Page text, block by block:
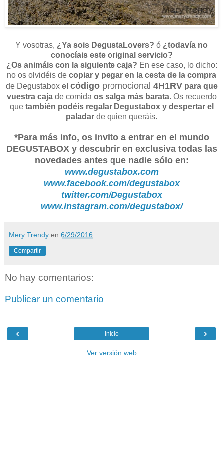
Y vosotras, ¿Ya sois DegustaLovers? ó ¿todavía no
conocíais este original servicio?
¿Os animáis con la siguiente caja? En ese caso, lo dicho:
no os olvidéis de copiar y pegar en la cesta de la compra
de Degustaboxel código promocional 4H1RVpara que
vuestra cajade comida os salga más barata.Os recuerdo
que también podéis regalar Degustabox y despertar el
paladar de quien queráis.
*Para más info, os invito a entrar en el mundo
DEGUSTABOX y descubrir en exclusiva todas las
novedades antes que nadie sólo en:
www.degustabox.com
www.facebook.com/degustabox
twitter.com/Degustabox
www.instagram.com/degustabox/
Mery Trendy en 6/29/2016
Compartir
No hay comentarios:
Publicar un comentario
‹ ›
Inicio
Ver versión web